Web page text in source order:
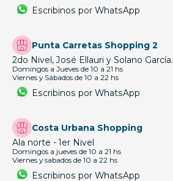
Escribinos por WhatsApp
Punta Carretas Shopping 2
2do Nivel, José Ellauri y Solano García.
Domingos a Jueves de 10 a 21 hs
Viernes y Sábados de 10 a 22 hs
Escribinos por WhatsApp
Costa Urbana Shopping
Ala norte - 1er Nivel
Domingos a jueves de 10 a 21 hs
Viernes y sabados de 10 a 22 hs
Escribinos por WhatsApp